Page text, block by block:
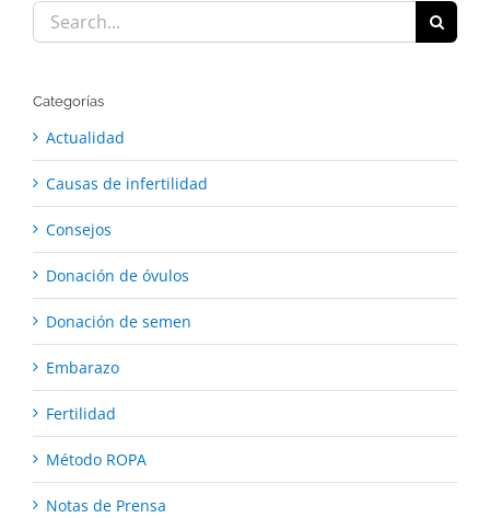
Search
for:
Categorías
Actualidad
Causas de infertilidad
Consejos
Donación de óvulos
Donación de semen
Embarazo
Fertilidad
Método ROPA
Notas de Prensa